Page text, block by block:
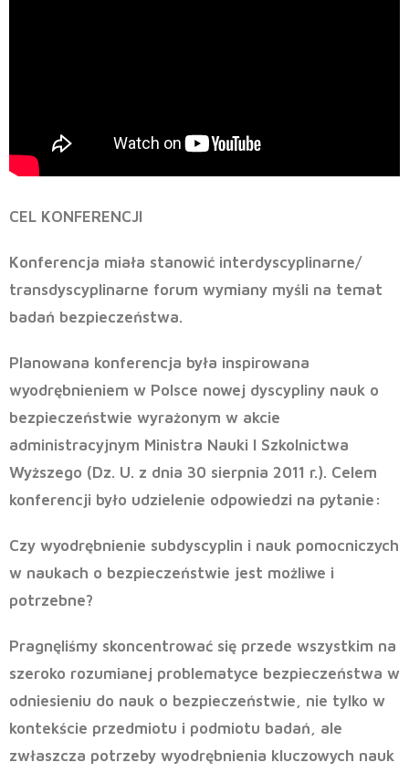
CEL KONFERENCJI
Konferencja miała stanowić interdyscyplinarne/
transdyscyplinarne forum wymiany myśli na temat
badań bezpieczeństwa.
Planowana konferencja była inspirowana
wyodrębnieniem w Polsce nowej dyscypliny nauk o
bezpieczeństwie wyrażonym w akcie
administracyjnym Ministra Nauki I Szkolnictwa
Wyższego (Dz. U. z dnia 30 sierpnia 2011 r.). Celem
konferencji było udzielenie odpowiedzi na pytanie:
Czy wyodrębnienie subdyscyplin i nauk pomocniczych
w naukach o bezpieczeństwie jest możliwe i
potrzebne?
Pragnęliśmy skoncentrować się przede wszystkim na
szeroko rozumianej problematyce bezpieczeństwa w
odniesieniu do nauk o bezpieczeństwie, nie tylko w
kontekście przedmiotu i podmiotu badań, ale
zwłaszcza potrzeby wyodrębnienia kluczowych nauk